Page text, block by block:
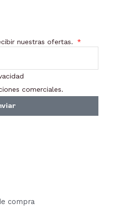
nuestras ofertas.
comerciales.
compra